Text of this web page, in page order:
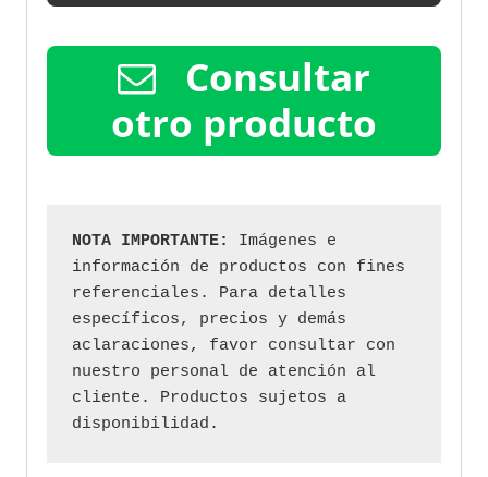
Consultar
otro producto
NOTA IMPORTANTE:
Imágenes e
información de productos con fines
referenciales. Para detalles
específicos, precios y demás
aclaraciones, favor consultar con
nuestro personal de atención al
cliente. Productos sujetos a
disponibilidad.